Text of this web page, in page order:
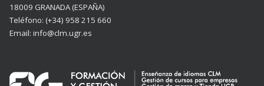
18009 GRANADA (ESPAÑA)
Teléfono: (+34) 958 215 660
Email: info@clm.ugr.es